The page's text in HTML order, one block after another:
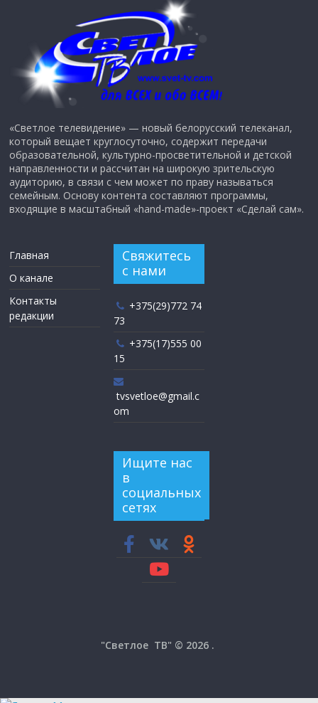
«Светлое телевидение» — новый белорусский телеканал,
который вещает круглосуточно, содержит передачи
образовательной, культурно-просветительной и детской
направленности и рассчитан на широкую зрительскую
аудиторию, в связи с чем может по праву называться
семейным. Основу контента составляют программы,
входящие в масштабный «hand-made»-проект «Сделай сам».
Главная
О канале
Контакты
редакции
Свяжитесь
с нами
+375(29)772 74
73
+375(17)555 00
15
tvsvetloe@gmail.c
om
Ищите нас
в
социальных
сетях
"Светлое ТВ" © 2026 .